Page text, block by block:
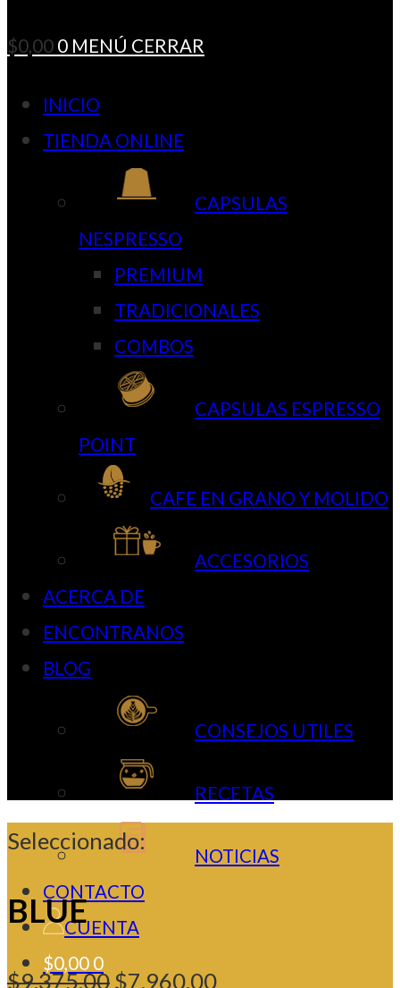
$0,00 0 MENÚ CERRAR
INICIO
TIENDA ONLINE
CAPSULAS
NESPRESSO
PREMIUM
TRADICIONALES
COMBOS
CAPSULAS ESPRESSO
POINT
CAFE EN GRANO Y MOLIDO
ACCESORIOS
ACERCA DE
ENCONTRANOS
BLOG
CONSEJOS UTILES
RECETAS
NOTICIAS
CONTACTO
CUENTA
$0,00 0
Seleccionado:
BLUE
$9.375,00 El
$7.960,00El